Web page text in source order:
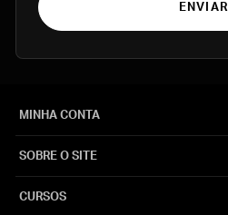
ENVIAR
MINHA CONTA
SOBRE O SITE
CURSOS